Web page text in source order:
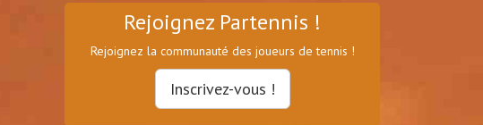
Rejoignez Partennis !
Rejoignez la communauté des joueurs de tennis !
Inscrivez-vous !